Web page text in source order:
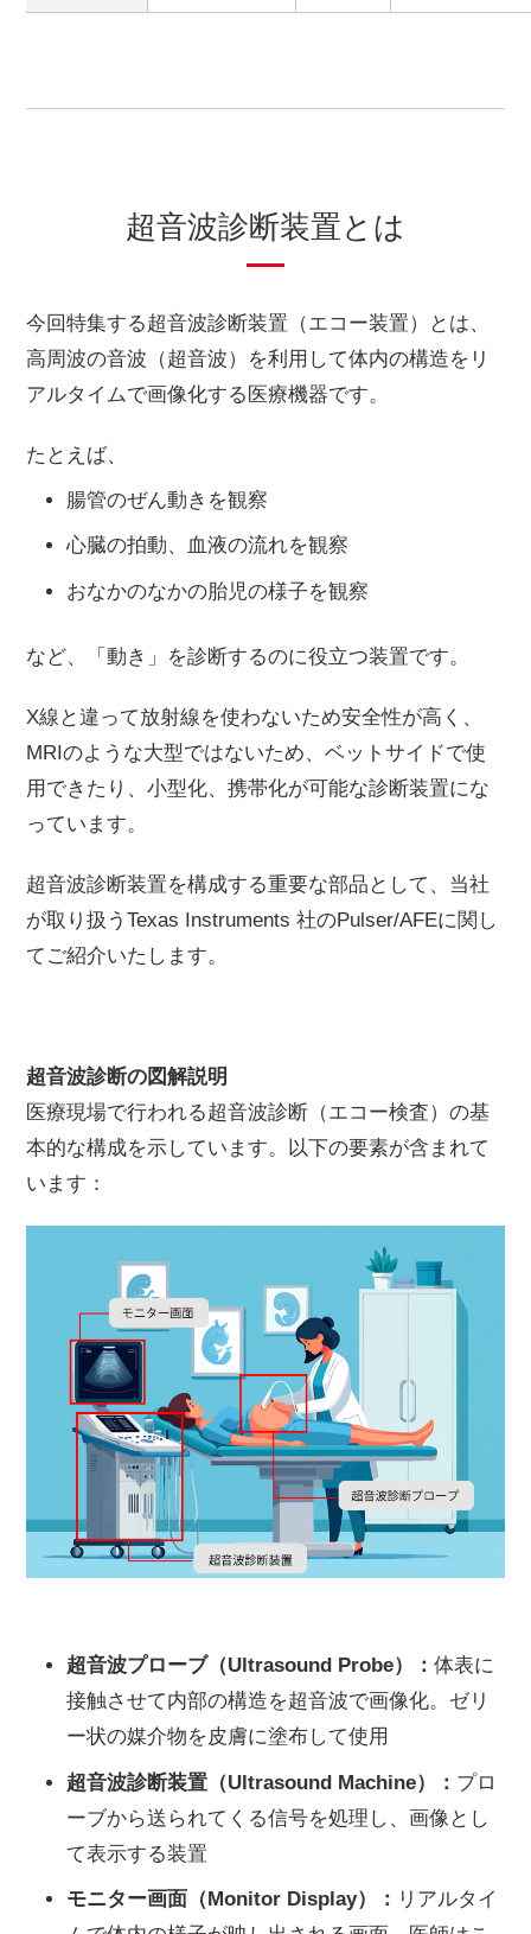
超音波診断装置とは
今回特集する超音波診断装置（エコー装置）とは、
高周波の音波（超音波）を利用して体内の構造をリ
アルタイムで画像化する医療機器です。
たとえば、
腸管のぜん動きを観察
心臓の拍動、血液の流れを観察
おなかのなかの胎児の様子を観察
など、「動き」を診断するのに役立つ装置です。
X線と違って放射線を使わないため安全性が高く、
MRIのような大型ではないため、ベットサイドで使
用できたり、小型化、携帯化が可能な診断装置にな
っています。
超音波診断装置を構成する重要な部品として、当社
が取り扱うTexas Instruments 社のPulser/AFEに関し
てご紹介いたします。
超音波診断の図解説明
医療現場で行われる超音波診断（エコー検査）の基
本的な構成を示しています。以下の要素が含まれて
います：
超音波プローブ（Ultrasound Probe）： 体表に
接触させて内部の構造を超音波で画像化。ゼリ
ー状の媒介物を皮膚に塗布して使用
超音波診断装置（Ultrasound Machine）： プロ
ーブから送られてくる信号を処理し、画像とし
て表示する装置
モニター画面（Monitor Display）： リアルタイ